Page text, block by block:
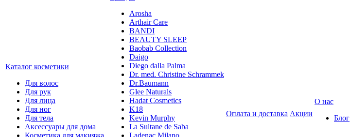
Каталог косметики
Для волос
Для рук
Для лица
Для ног
Для тела
Аксессуары для дома
Косметика для макияжа
Arosha
Arthair Care
BANDI
BEAUTY SLEEP
Baobab Collection
Daigo
Diego dalla Palma
Dr. med. Christine Schrammek
Dr.Baumann
Glee Naturals
Hadat Cosmetics
K18
Kevin Murphy
La Sultane de Saba
Ladenac Milano
Оплата и доставка Акции
О нас
Блог